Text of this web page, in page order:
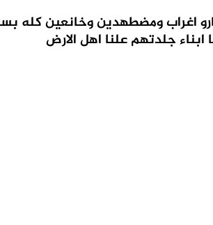
اغراب ومضطهدين وخانعين كله
جلدتهم علنا اهل الارض
الفيديو المتداول لقصف